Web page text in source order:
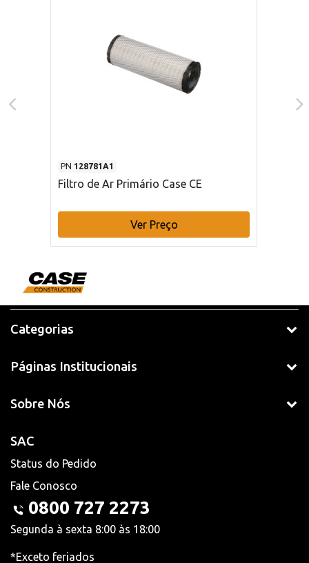
PN 128781A1
Filtro de Ar Primário Case CE
Ver Preço
Categorias
Páginas Institucionais
Sobre Nós
SAC
Status do Pedido
Fale Conosco
0800 727 2273
Segunda à sexta 8:00 às 18:00
*Exceto feriados